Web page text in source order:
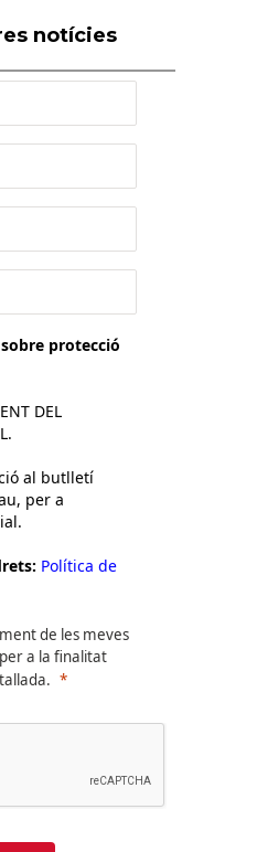
notícies
protecció
DEL
al butlletí
per a
Política de
de les meves
a la finalitat